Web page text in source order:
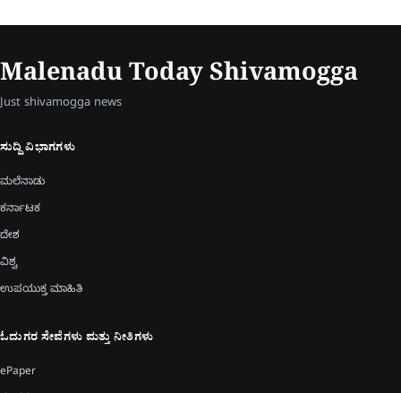
Malenadu Today Shivamogga
Just shivamogga news
ಸುದ್ದಿ ವಿಭಾಗಗಳು
ಮಲೆನಾಡು
ಕರ್ನಾಟಕ
ದೇಶ
ವಿಶ್ವ
ಉಪಯುಕ್ತ ಮಾಹಿತಿ
ಓದುಗರ ಸೇವೆಗಳು ಮತ್ತು ನೀತಿಗಳು
ePaper